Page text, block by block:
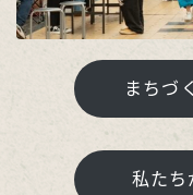
まちづ
私たち